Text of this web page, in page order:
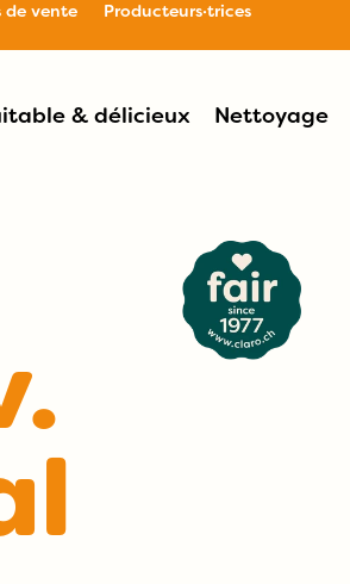
de vente Producteurs·trices
& délicieux Nettoyage